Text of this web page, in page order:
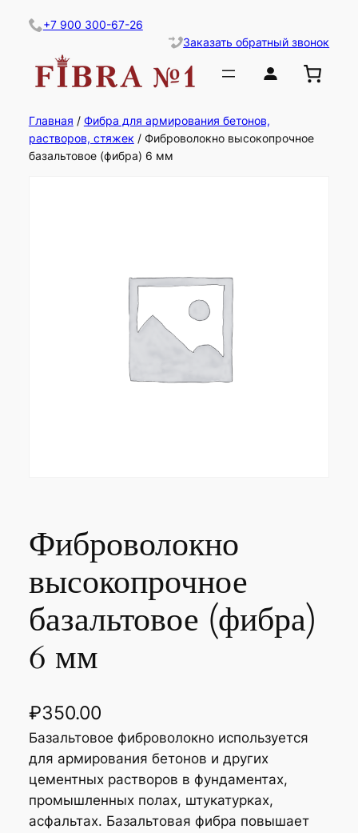
содержимому
+7 900 300-67-26
Заказать обратный звонок
Главная / Фибра для армирования бетонов,
растворов, стяжек / Фиброволокно высокопрочное
базальтовое (фибра) 6 мм
Фиброволокно
высокопрочное
базальтовое (фибра)
6 мм
₽350.00
Базальтовое фиброволокно используется
для армирования бетонов и других
цементных растворов в фундаментах,
промышленных полах, штукатурках,
асфальтах. Базальтовая фибра повышает